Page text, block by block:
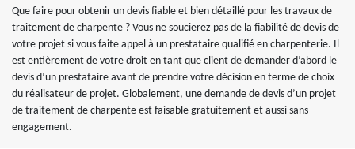
Que faire pour obtenir un devis fiable et bien détaillé pour les travaux de
traitement de charpente ? Vous ne soucierez pas de la fiabilité de devis de
votre projet si vous faite appel à un prestataire qualifié en charpenterie. Il
est entièrement de votre droit en tant que client de demander d’abord le
devis d’un prestataire avant de prendre votre décision en terme de choix
du réalisateur de projet. Globalement, une demande de devis d’un projet
de traitement de charpente est faisable gratuitement et aussi sans
engagement.